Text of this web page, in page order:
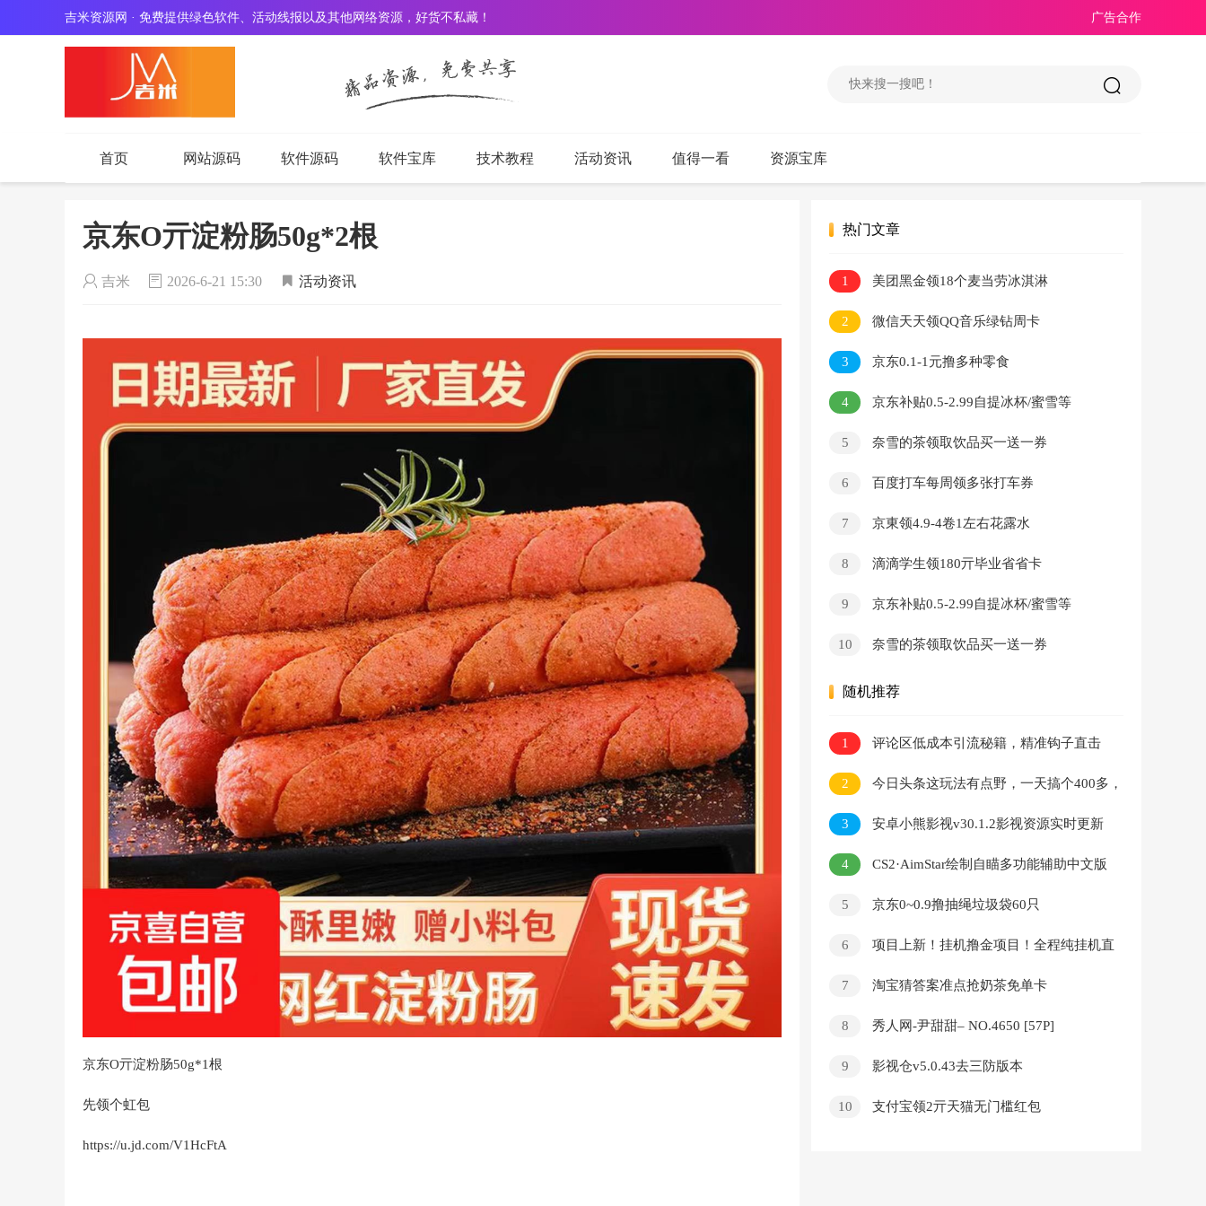
吉米资源网 · 免费提供绿色软件、活动线报以及其他网络资源，好货不私藏！ 广告合作
首页 网站源码 软件源码 软件宝库 技术教程 活动资讯 值得一看 资源宝库
京东O亓淀粉肠50g*2根
吉米 2026-6-21 15:30 活动资讯
京东O亓淀粉肠50g*1根
先领个虹包
https://u.jd.com/V1HcFtA
热门文章
1 美团黑金领18个麦当劳冰淇淋
2 微信天天领QQ音乐绿钻周卡
3 京东0.1-1元撸多种零食
4 京东补贴0.5-2.99自提冰杯/蜜雪等
5 奈雪的茶领取饮品买一送一券
6 百度打车每周领多张打车券
7 京東领4.9-4卷1左右花露水
8 滴滴学生领180亓毕业省省卡
9 京东补贴0.5-2.99自提冰杯/蜜雪等
10 奈雪的茶领取饮品买一送一券
随机推荐
1
评论区低成本引流秘籍，精准钩子直击
用户，单账号日增300+创业粉，日稳定变现
800+
2
今日头条这玩法有点野，一天搞个400多，
小白也能上手！
3
安卓小熊影视v30.1.2影视资源实时更新
纯净版
4
CS2·AimStar绘制自瞄多功能辅助中文版
5
京东0~0.9撸抽绳垃圾袋60只
6
项目上新！挂机撸金项目！全程纯挂机直
7
淘宝猜答案准点抢奶茶免单卡
8 秀人网-尹甜甜– NO.4650 [57P]
9 影视仓v5.0.43去三防版本
10 支付宝领2亓天猫无门槛红包